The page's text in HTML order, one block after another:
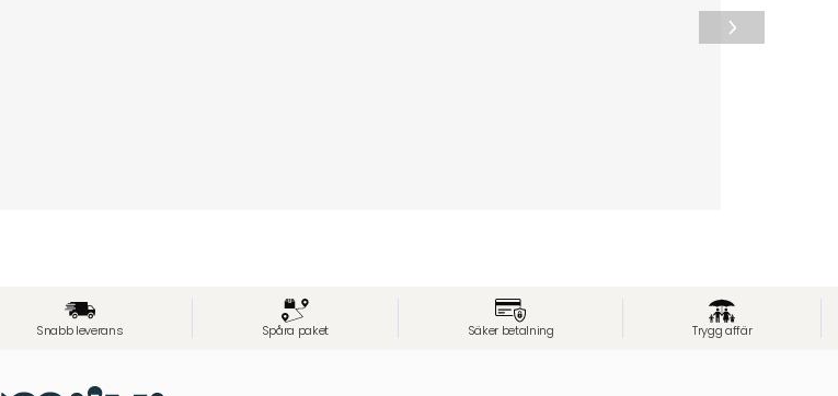
Snabb leverans Spåra paket Säker betalning Trygg affär